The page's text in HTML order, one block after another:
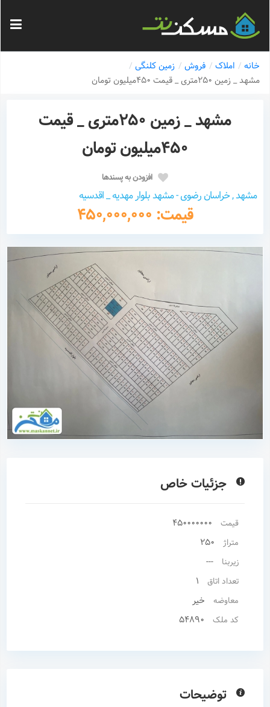
خانه املاک فروش
زمین کلنگی
مشهد _ زمین ۲۵۰متری _ قیمت ۴۵۰میلیون تومان
مشهد _ زمین ۲۵۰متری _ قیمت
۴۵۰میلیون تومان
افزودن به پسندها
مشهد , خراسان رضوی - مشهد بلوار مهدیه _ اقدسیه
قیمت: 450,000,000
جزئیات خاص
قیمت 450000000
متراژ 250
زیربنا ---
تعداد اتاق 1
معاوضه خیر
کد ملک 54890
توضیحات